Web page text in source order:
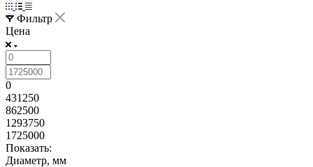
Фильтр
Цена
0
431250
862500
1293750
1725000
Показать:
Диаметр, мм